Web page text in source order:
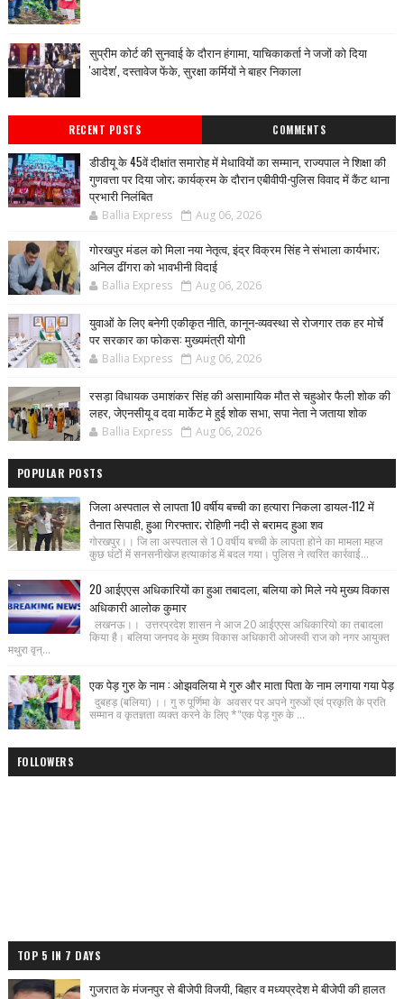
सुप्रीम कोर्ट की सुनवाई के दौरान हंगामा, याचिकाकर्ता ने जजों को दिया
'आदेश', दस्तावेज फेंके, सुरक्षा कर्मियों ने बाहर निकाला
RECENT POSTS COMMENTS
डीडीयू के 45वें दीक्षांत समारोह में मेधावियों का सम्मान, राज्यपाल ने शिक्षा की
गुणवत्ता पर दिया जोर; कार्यक्रम के दौरान एबीवीपी-पुलिस विवाद में कैंट थाना
प्रभारी निलंबित
Ballia Express Aug 06, 2026
गोरखपुर मंडल को मिला नया नेतृत्व, इंद्र विक्रम सिंह ने संभाला कार्यभार;
अनिल ढींगरा को भावभीनी विदाई
Ballia Express Aug 06, 2026
युवाओं के लिए बनेगी एकीकृत नीति, कानून-व्यवस्था से रोजगार तक हर मोर्चे
पर सरकार का फोकस: मुख्यमंत्री योगी
Ballia Express Aug 06, 2026
रसड़ा विधायक उमाशंकर सिंह की असामायिक मौत से चहुओर फैली शोक की
लहर, जेएनसीयू व दवा मार्केट मे हुई शोक सभा, सपा नेता ने जताया शोक
Ballia Express Aug 06, 2026
POPULAR POSTS
जिला अस्पताल से लापता 10 वर्षीय बच्ची का हत्यारा निकला डायल-112 में
तैनात सिपाही, हुआ गिरफ्तार; रोहिणी नदी से बरामद हुआ शव
गोरखपुर।। जि ला अस्पताल से 10 वर्षीय बच्ची के लापता होने का मामला महज
कुछ घंटों में सनसनीखेज हत्याकांड में बदल गया। पुलिस ने त्वरित कार्रवाई...
20 आईएएस अधिकारियों का हुआ तबादला, बलिया को मिले नये मुख्य विकास
अधिकारी आलोक कुमार
लखनऊ।। उत्तरप्रदेश शासन ने आज 20 आईएएस अधिकारियो का तबादला
किया है। बलिया जनपद के मुख्य विकास अधिकारी ओजस्वी राज को नगर आयुक्त
मथुरा वृन्...
एक पेड़ गुरु के नाम : ओझवलिया मे गुरु और माता पिता के नाम लगाया गया पेड़
दुबहड़ (बलिया) ।। गु रु पूर्णिमा के अवसर पर अपने गुरुओं एवं प्रकृति के प्रति
सम्मान व कृतज्ञता व्यक्त करने के लिए *"एक पेड़ गुरु के ...
FOLLOWERS
TOP 5 IN 7 DAYS
गुजरात के मंजनपुर से बीजेपी विजयी, बिहार व मध्यप्रदेश मे बीजेपी की हालत